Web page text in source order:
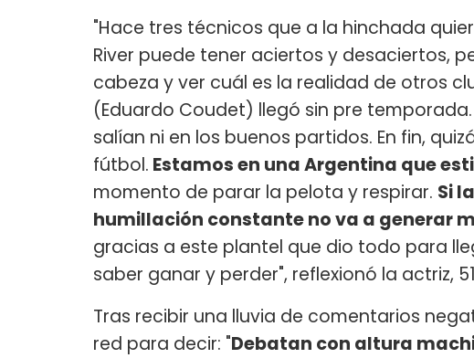
"Hace tres técnicos que a la hinchada
River puede tener aciertos y desaciertos,
cabeza y ver cuál es la realidad de otros
(Eduardo Coudet) llegó sin pre
salían ni en los buenos partidos. En fin,
fútbol. Estamos en una Argentina que
momento de parar la pelota y respirar. Si
humillación constante no va a generar
gracias a este plantel que dio todo para
saber ganar y perder", reflexionó la actriz,
Tras recibir una lluvia de comentarios
red para decir: "Debatan con altura